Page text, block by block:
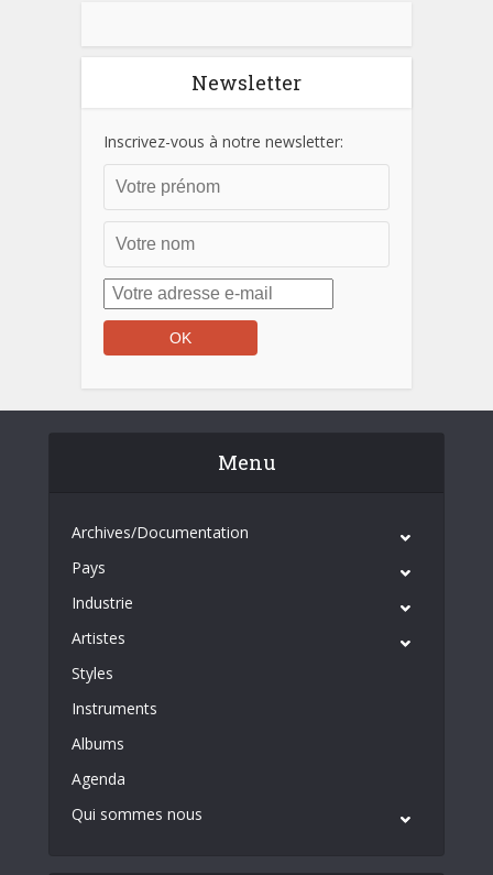
Newsletter
Inscrivez-vous à notre newsletter:
Menu
Archives/Documentation
Pays
Industrie
Artistes
Styles
Instruments
Albums
Agenda
Qui sommes nous